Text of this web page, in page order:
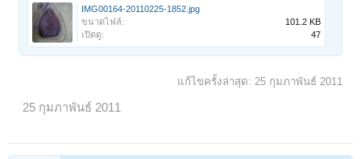
IMG00164-20110225-1852.jpg
ขนาดไฟล์:
101.2 KB
เปิดดู:
47
แก้ไขครั้งล่าสุด: 25 กุมภาพันธ์ 2011
25 กุมภาพันธ์ 2011